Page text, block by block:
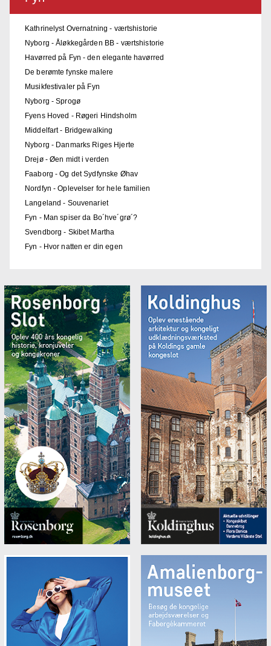
Kathrinelyst Overnatning - værtshistorie
Nyborg - Åløkkegården BB - værtshistorie
Havørred på Fyn - den elegante havørred
De berømte fynske malere
Musikfestivaler på Fyn
Nyborg - Sprogø
Fyens Hoved - Røgeri Hindsholm
Middelfart - Bridgewalking
Nyborg - Danmarks Riges Hjerte
Drejø - Øen midt i verden
Faaborg - Og det Sydfynske Øhav
Nordfyn - Oplevelser for hele familien
Langeland - Souvenariet
Fyn - Man spiser da Bo´hve´grø´?
Svendborg - Skibet Martha
Fyn - Hvor natten er din egen